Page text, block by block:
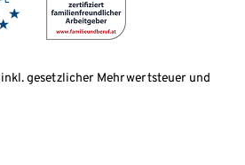
gesetzlicher Mehrwertsteuer und